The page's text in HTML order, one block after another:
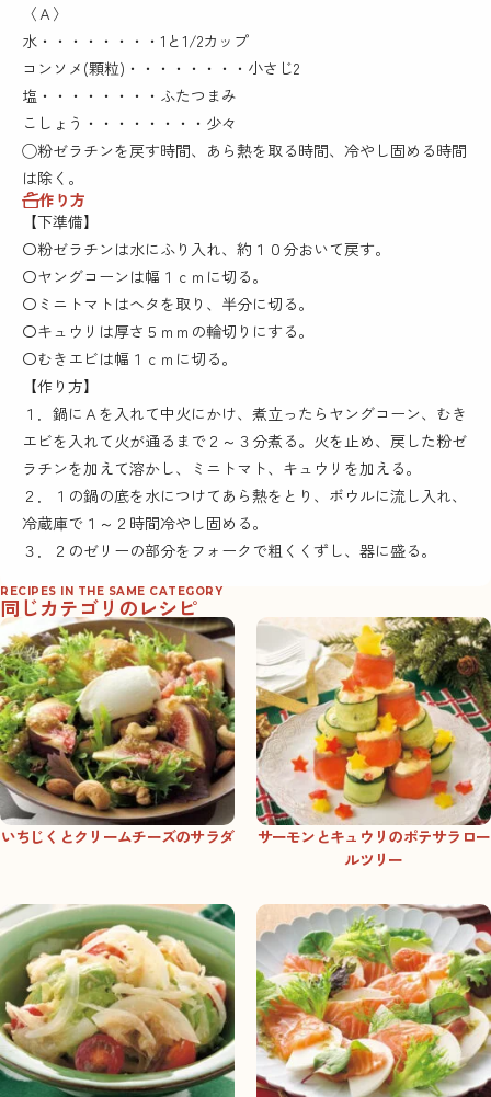
〈Ａ〉
水・・・・・・・・1と1/2カップ
コンソメ(顆粒)・・・・・・・・小さじ2
塩・・・・・・・・ふたつまみ
こしょう・・・・・・・・少々
◯粉ゼラチンを戻す時間、あら熱を取る時間、冷やし固める時間
は除く。
作り方
【下準備】
〇粉ゼラチンは水にふり入れ、約１０分おいて戻す。
〇ヤングコーンは幅１ｃｍに切る。
〇ミニトマトはヘタを取り、半分に切る。
〇キュウリは厚さ５ｍｍの輪切りにする。
〇むきエビは幅１ｃｍに切る。
【作り方】
１．鍋にＡを入れて中火にかけ、煮立ったらヤングコーン、むき
エビを入れて火が通るまで２～３分煮る。火を止め、戻した粉ゼ
ラチンを加えて溶かし、ミニトマト、キュウリを加える。
２．１の鍋の底を水につけてあら熱をとり、ボウルに流し入れ、
冷蔵庫で１～２時間冷やし固める。
３．２のゼリーの部分をフォークで粗くくずし、器に盛る。
RECIPES IN THE SAME CATEGORY
同じカテゴリのレシピ
いちじくとクリームチーズのサラダ
サーモンとキュウリのポテサラロー
ルツリー